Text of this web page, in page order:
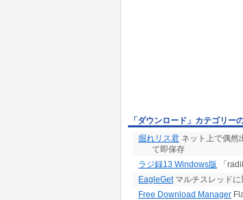
「ダウンロード」カテゴリー
掘れリス君 ネット上で偶然
て即保存
ラジ録13 Windows版 「
EagleGetマルチスレッドに
Free Download Manager